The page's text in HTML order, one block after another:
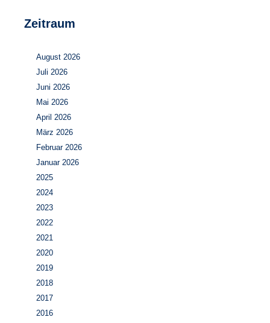
Zeitraum
August 2026
Juli 2026
Juni 2026
Mai 2026
April 2026
März 2026
Februar 2026
Januar 2026
2025
2024
2023
2022
2021
2020
2019
2018
2017
2016